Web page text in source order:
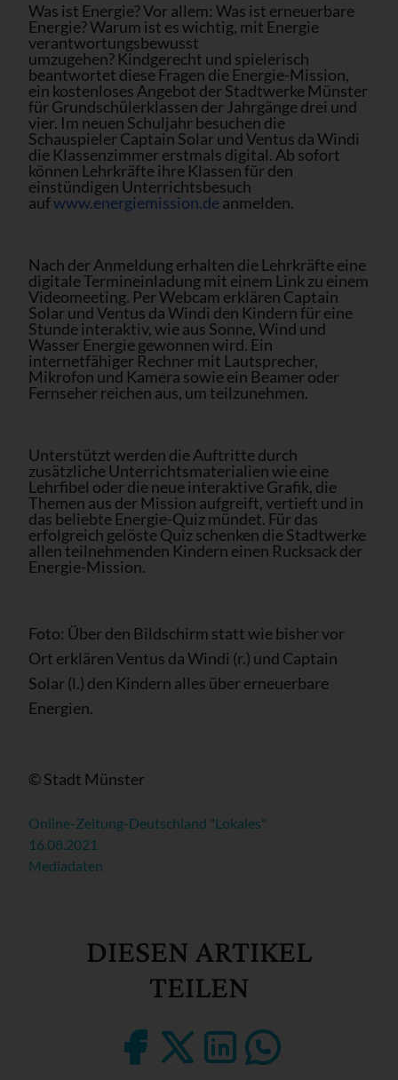
Was ist Energie? Vor allem: Was ist erneuerbare
Energie? Warum ist es wichtig, mit Energie
verantwortungsbewusst
umzugehen? Kindgerecht und spielerisch
beantwortet diese Fragen die Energie-Mission,
ein kostenloses Angebot der Stadtwerke Münster
für Grundschülerklassen der Jahrgänge drei und
vier. Im neuen Schuljahr besuchen die
Schauspieler Captain Solar und Ventus da Windi
die Klassenzimmer erstmals digital. Ab sofort
können Lehrkräfte ihre Klassen für den
einstündigen Unterrichtsbesuch
aufwww.energiemission.deanmelden.
Nach der Anmeldung erhalten die Lehrkräfte eine
digitale Termineinladung mit einem Link zu einem
Videomeeting. Per Webcam erklären Captain
Solar und Ventus da Windi den Kindern für eine
Stunde interaktiv, wie aus Sonne, Wind und
Wasser Energie gewonnen wird. Ein
internetfähiger Rechner mit Lautsprecher,
Mikrofon und Kamera sowie ein Beamer oder
Fernseher reichen aus, um teilzunehmen.
Unterstützt werden die Auftritte durch
zusätzliche Unterrichtsmaterialien wie eine
Lehrfibel oder die neue interaktive Grafik, die
Themen aus der Mission aufgreift, vertieft und in
das beliebte Energie-Quiz mündet. Für das
erfolgreich gelöste Quiz schenken die Stadtwerke
allen teilnehmenden Kindern einen Rucksack der
Energie-Mission.
Foto: Über den Bildschirm statt wie bisher vor
Ort erklären Ventus da Windi (r.) und Captain
Solar (l.) den Kindern alles über erneuerbare
Energien.
© Stadt Münster
Online-Zeitung-Deutschland "Lokales"
16.08.2021
Mediadaten
DIESEN ARTIKEL
TEILEN